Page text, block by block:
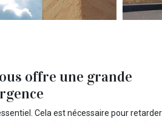
offre une grande
Cela est nécessaire pour retarder